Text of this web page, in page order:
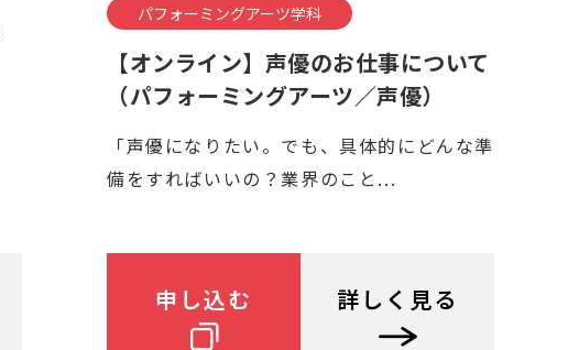
パフォーミングアーツ学科
【オンライン】声優のお仕事について
（パフォーミングアーツ／声優）
「声優になりたい。でも、具体的にどんな準
備をすればいいの？業界のこと...
申し込む 詳しく見る